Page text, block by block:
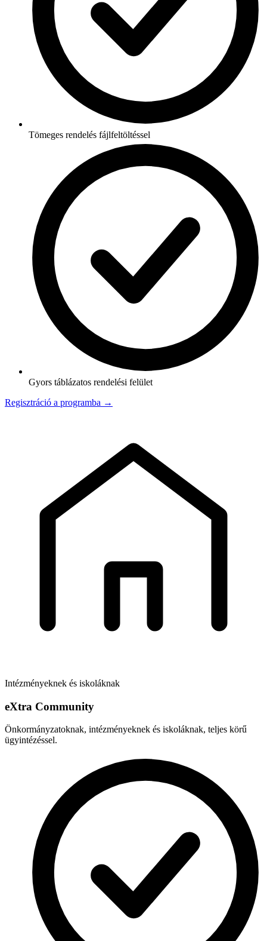
Tömeges rendelés fájlfeltöltéssel
Gyors táblázatos rendelési felület
Regisztráció a programba →
Intézményeknek és iskoláknak
eXtra Community
Önkormányzatoknak, intézményeknek és iskoláknak, teljes körű
ügyintézéssel.